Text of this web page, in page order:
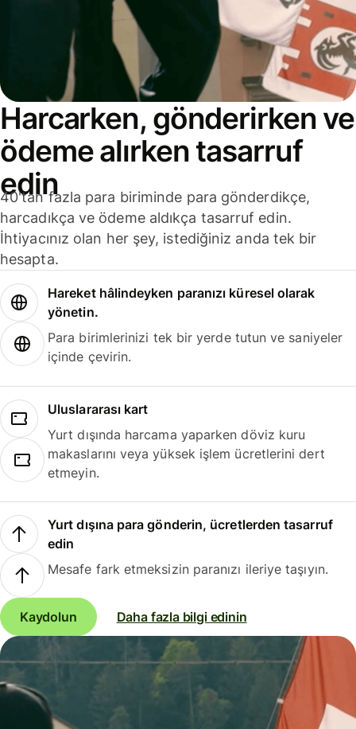
Harcarken, gönderirken ve
ödeme alırken tasarruf
edin
40'tan fazla para biriminde para gönderdikçe,
harcadıkça ve ödeme aldıkça tasarruf edin.
İhtiyacınız olan her şey, istediğiniz anda tek bir
hesapta.
Hareket hâlindeyken paranızı küresel olarak
yönetin.
Para birimlerinizi tek bir yerde tutun ve saniyeler
içinde çevirin.
Uluslararası kart
Yurt dışında harcama yaparken döviz kuru
makaslarını veya yüksek işlem ücretlerini dert
etmeyin.
Yurt dışına para gönderin, ücretlerden tasarruf
edin
Mesafe fark etmeksizin paranızı ileriye taşıyın.
Kaydolun Daha fazla bilgi edinin